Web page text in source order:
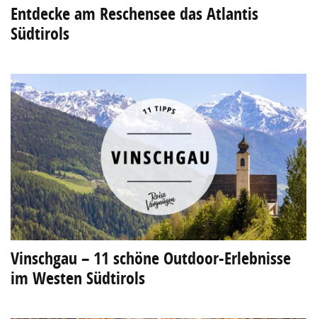
Entdecke am Reschensee das Atlantis
Südtirols
Vinschgau – 11 schöne Outdoor-Erlebnisse
im Westen Südtirols